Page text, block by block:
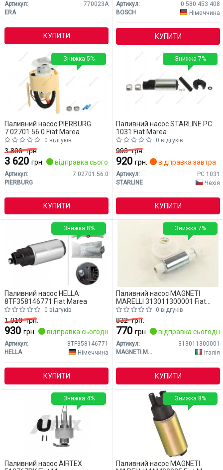
Артикул:
770023A
ERA
КУПИТИ
Артикул:
0 580 453 408
BOSCH
Німеччина
КУПИТИ
Паливний насос PIERBURG
7.02701.56.0 Fiat Marea
0 відгуків
3 806грн.
3 620 грн. відправка сьогодні
Артикул:
7.02701.56.0
PIERBURG
КУПИТИ
Знижка 5%
Паливний насос STARLINE PC
1031 Fiat Marea
0 відгуків
993грн.
920 грн. відправка завтра
Артикул:
PC 1031
STARLINE
Чехія
КУПИТИ
Знижка 7%
Паливний насос HELLA
8TF358146771 Fiat Marea
0 відгуків
1 010грн.
930 грн. відправка сьогодні
Артикул:
8TF358146771
HELLA
Німеччина
КУПИТИ
Знижка 8%
Паливний насос MAGNETI
MARELLI 313011300001 Fiat
Marea
0 відгуків
832грн.
770 грн. відправка сьогодні
Артикул:
313011300001
MAGNETI MARELLI
Італія
КУПИТИ
Знижка 7%
Паливний насос AIRTEX
Знижка 4%
Паливний насос MAGNETI
Знижка 8%